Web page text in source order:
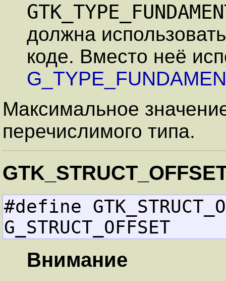
должна
коде. Вместо неё
Максимальное
перечислимого типа.
#define
G_STRUCT_OFFSET
Внимание